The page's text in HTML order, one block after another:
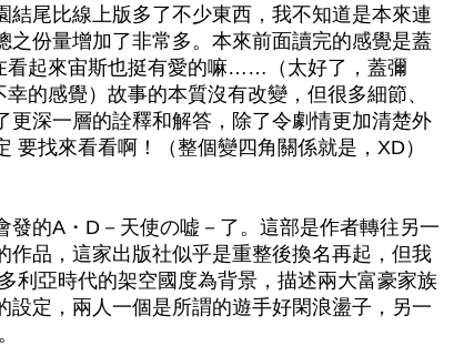
結尾比線上版多了不少東西，我不知道是本來連
之份量增加了非常多。本來前面讀完的感覺是蓋
看起來宙斯也挺有愛的嘛……（太好了，蓋彌
的感覺）故事的本質沒有改變，但很多細節、
更深一層的詮釋和解答，除了令劇情更加清楚外
要找來看看啊！（整個變四角關係就是，XD）
發的A・D－天使の嘘－了。這部是作者轉往另一
作品，這家出版社似乎是重整後換名再起，但我
利亞時代的架空國度為背景，描述兩大富豪家族
設定，兩人一個是所謂的遊手好閑浪盪子，另一